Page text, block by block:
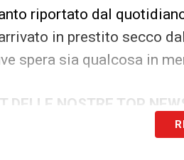
riportato dal
in prestito secco dal
spera sia qualcosa in
DELLE NOSTRE TOP